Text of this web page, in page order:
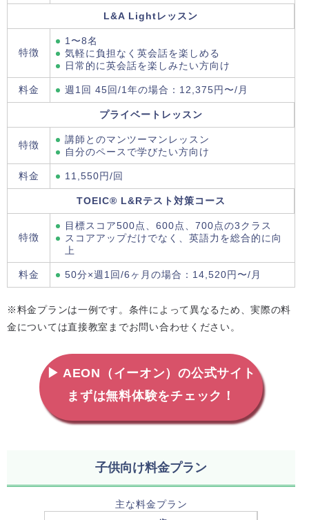
L&A Lightレッスン
特徴
1〜8名
気軽に負担なく英会話を楽しめる
日常的に英会話を楽しみたい方向け
料金 週1回 45回/1年の場合：12,375円〜/月
プライベートレッスン
特徴
講師とのマンツーマンレッスン
自分のペースで学びたい方向け
料金 11,550円/回
TOEIC® L&Rテスト対策コース
特徴
目標スコア500点、600点、700点の3クラス
スコアアップだけでなく、英語力を総合的に向
上
料金 50分×週1回/6ヶ月の場合：14,520円〜/月
※料金プランは一例です。条件によって異なるため、実際の料
金については直接教室までお問い合わせください。
▶ AEON（イーオン）の公式サイト
まずは無料体験をチェック！
子供向け料金プラン
主な料金プラン